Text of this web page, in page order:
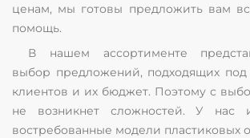
ценам, мы готовы предложить вам
помощь.
В нашем ассортименте
выбор предложений, подходящих
клиентов и их бюджет. Поэтому с
не возникнет сложностей. У нас
востребованные модели пластиковых